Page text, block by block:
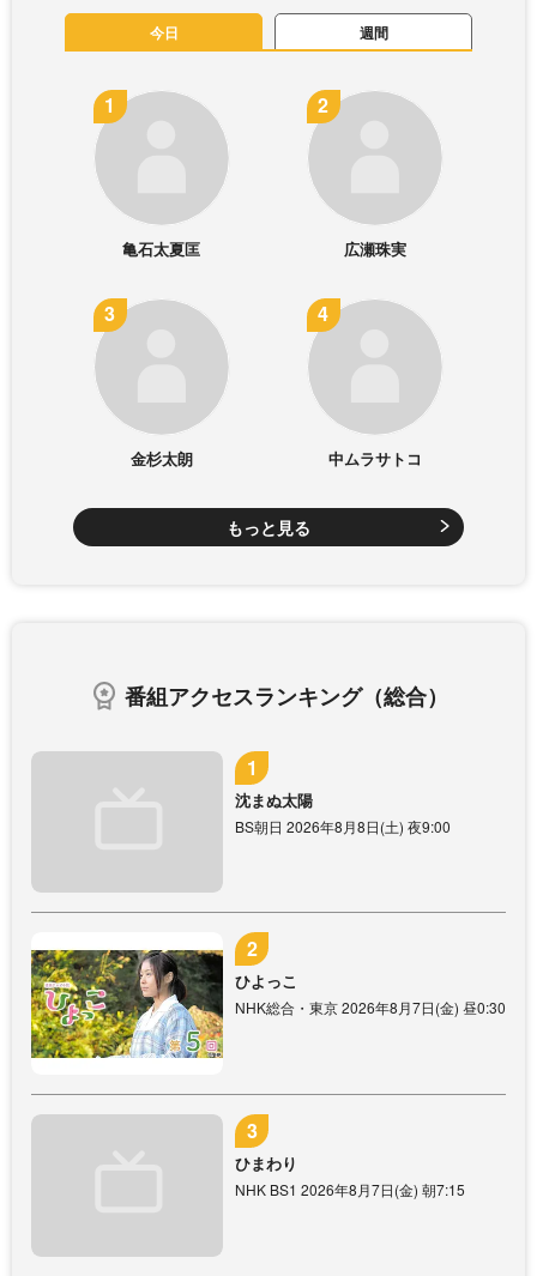
今日 週間
亀石太夏匡 広瀬珠実
金杉太朗 中ムラサトコ
もっと見る
番組アクセスランキング（総合）
沈まぬ太陽
BS朝日 2026年8月8日(土) 夜9:00
ひよっこ
NHK総合・東京 2026年8月7日(金) 昼0:30
ひまわり
NHK BS1 2026年8月7日(金) 朝7:15